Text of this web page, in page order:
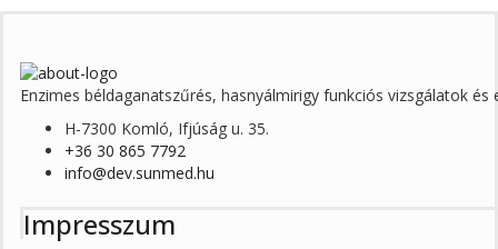
Enzimes béldaganatszűrés, hasnyálmirigy funkciós vizsgálatok
H-7300 Komló, Ifjúság u. 35.
+36 30 865 7792
info@dev.sunmed.hu
Impresszum